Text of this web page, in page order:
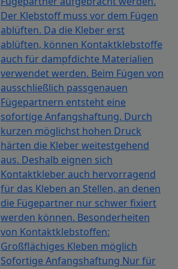
Der Klebstoff muss vor dem Fügen
ablüften. Da die Kleber erst
ablüften, können Kontaktklebstoffe
auch für dampfdichte Materialien
verwendet werden. Beim Fügen von
ausschließlich passgenauen
Fügepartnern entsteht eine
sofortige Anfangshaftung. Durch
kurzen möglichst hohen Druck
härten die Kleber weitestgehend
aus. Deshalb eignen sich
Kontaktkleber auch hervorragend
für das Kleben an Stellen, an denen
die Fügepartner nur schwer fixiert
werden können. Besonderheiten
von Kontaktklebstoffen:
Großflächiges Kleben möglich
Sofortige Anfangshaftung Nur für